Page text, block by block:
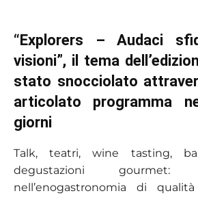
“Explorers – Audaci
visioni”, il tema
stato snocciolato
articolato programma
giorni
Talk, teatri, wine tasting,
degustazioni
nell’enogastronomia di